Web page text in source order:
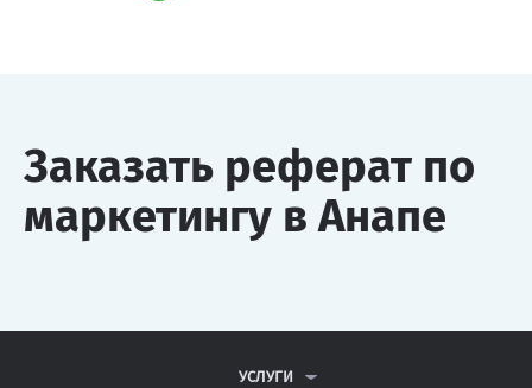
Заказать реферат по
маркетингу в Анапе
УСЛУГИ